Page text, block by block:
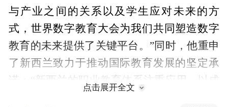
与产业之间的关系以及学生应对未来的方
式，世界数字教育大会为我们共同塑造数字
教育的未来提供了关键平台。”同时，他重申
了新西兰致力于推动国际教育发展的坚定承
诺：“新西兰的职业教育体系注重应用、以成
点击展开全文